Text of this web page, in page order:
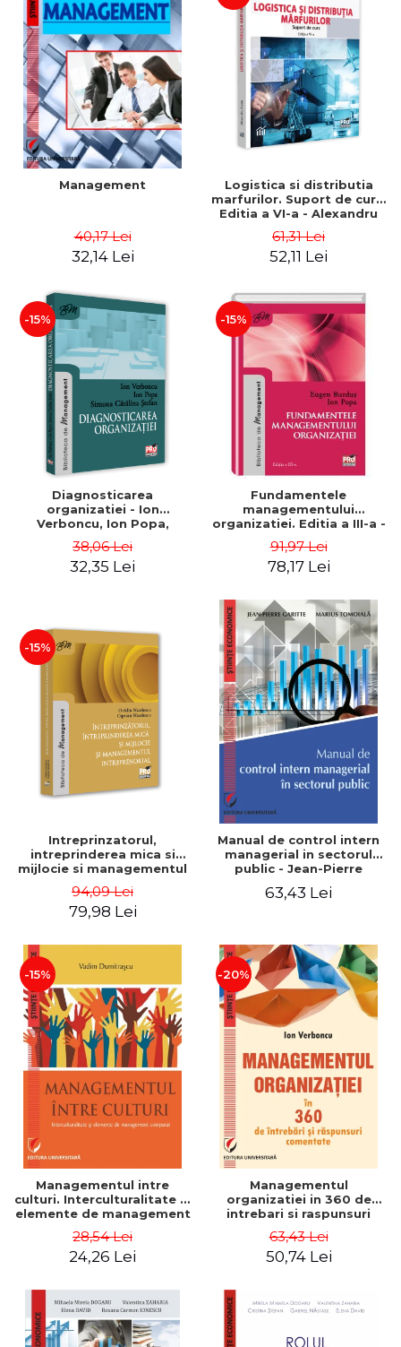
Management
40,17 Lei
32,14 Lei
Logistica si distributia
marfurilor. Suport de curs.
Editia a VI-a - Alexandru
61,31 Lei
52,11 Lei
-15%
Diagnosticarea
organizatiei - Ion
Verboncu, Ion Popa,
38,06 Lei
32,35 Lei
-15%
Fundamentele
managementului
organizatiei. Editia a III-a -
91,97 Lei
78,17 Lei
-15%
Intreprinzatorul,
intreprinderea mica si
mijlocie si managementul
Nicolescu, Ciprian
Nicolescu
94,09 Lei
79,98 Lei
Manual de control intern
managerial in sectorul
public - Jean-Pierre
63,43 Lei
-15%
Managementul intre
culturi. Interculturalitate si
elemente de management
Dumitrascu
28,54 Lei
24,26 Lei
-20%
Managementul
organizatiei in 360 de
intrebari si raspunsuri
63,43 Lei
50,74 Lei